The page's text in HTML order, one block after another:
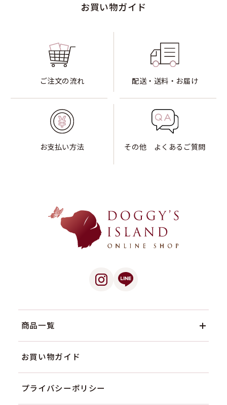
お買い物ガイド
ご注文の流れ 配送・送料・お届け
お支払い方法 その他 よくあるご質問
商品一覧
お買い物ガイド
プライバシーポリシー